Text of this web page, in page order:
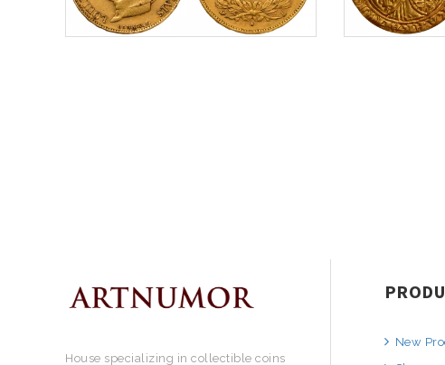
House specializing in collectible coins
New